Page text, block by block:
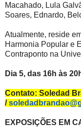
Macahado, Lula
Soares, Ednardo,
Atualmente, reside
Harmonia Popular e
Contraponto na
Dia 5, das 16h às
Contato: Soledad
/
EXPOSIÇÕES EM